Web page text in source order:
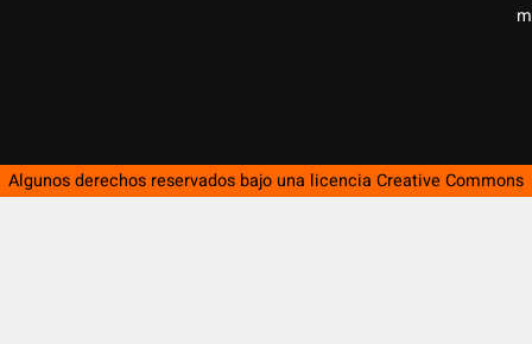
Algunos derechos reservados bajo una licencia Creative Commons